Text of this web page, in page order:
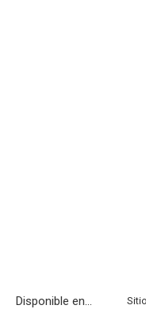
Disponible en...